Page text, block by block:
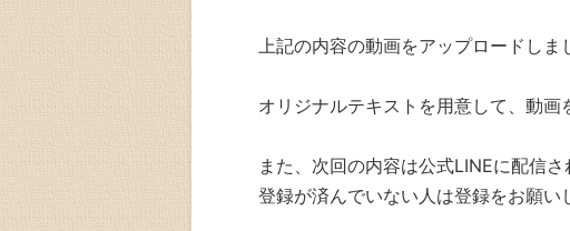
上記の内容の動画をアップロードしま
オリジナルテキストを用意して、動画
また、次回の内容は公式LINEに配信さ
登録が済んでいない人は登録をお願い